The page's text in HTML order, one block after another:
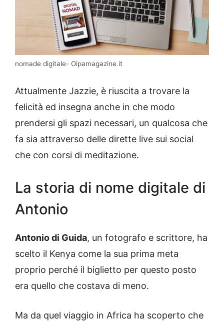
nomade digitale- Oipamagazine.it
Attualmente Jazzie, è riuscita a trovare la
felicità ed insegna anche in che modo
prendersi gli spazi necessari, un qualcosa che
fa sia attraverso delle dirette live sui social
che con corsi di meditazione.
La storia di nome digitale di
Antonio
Antonio di Guida, un fotografo e scrittore, ha
scelto il Kenya come la sua prima meta
proprio perché il biglietto per questo posto
era quello che costava di meno.
Ma da quel viaggio in Africa ha scoperto che